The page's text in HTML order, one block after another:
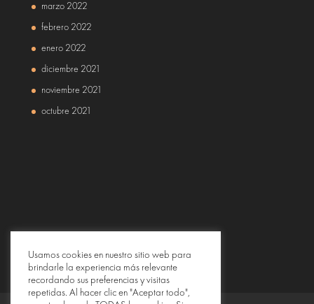
marzo 2022
febrero 2022
enero 2022
diciembre 2021
noviembre 2021
octubre 2021
Usamos cookies en nuestro sitio web para
brindarle la experiencia más relevante
recordando sus preferencias y visitas
repetidas. Al hacer clic en "Aceptar todo",